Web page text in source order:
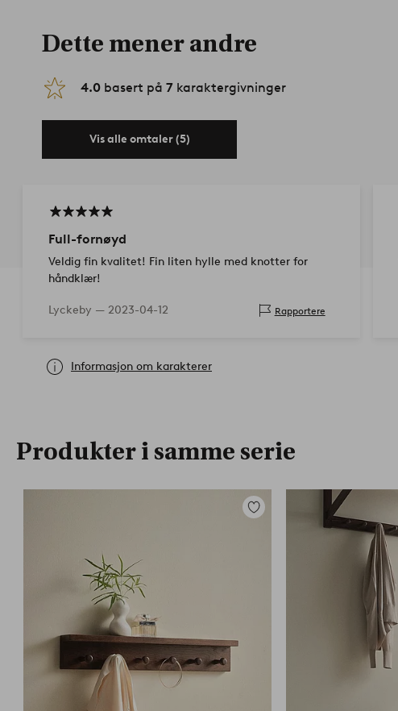
Dette mener andre
4.0 basert på 7 karaktergivninger
Vis alle omtaler (5)
Full-fornøyd
Veldig fin kvalitet! Fin liten hylle med knotter for
håndklær!
Lyckeby — 2023-04-12 Rapportere
Informasjon om karakterer
Produkter i samme serie
Legg